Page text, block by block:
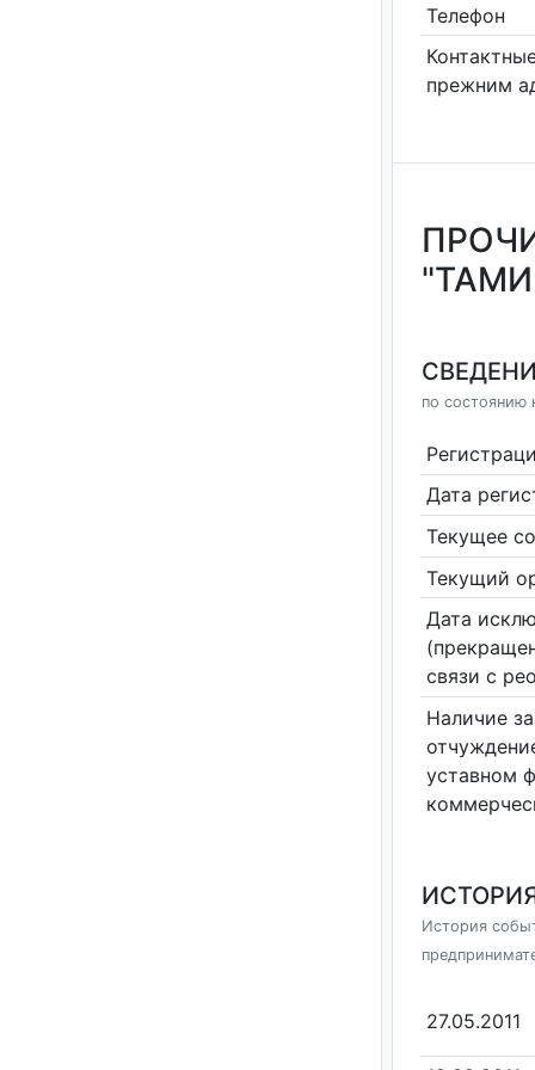
Телефон
прежним
по состоянию
Дата
Текущее
Текущий
Дата
связи с
Наличие
уставном
История
27.05.2011